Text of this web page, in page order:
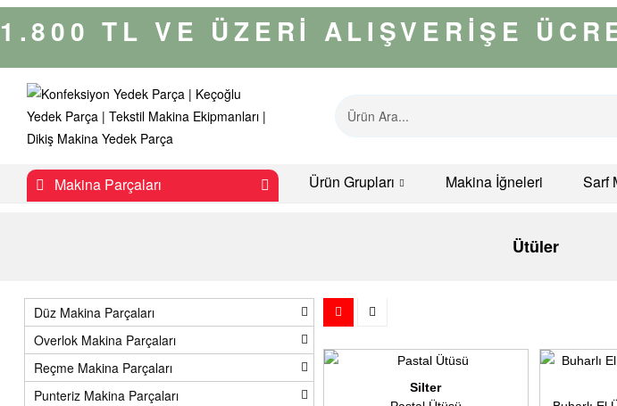
1.800 TL VE ÜZERİ ALIŞVERİŞE
K
f
e
k
Makina Parçaları Ürün Grupları Makina İğneleri Sarf
Ütüler
Düz Makina Parçaları
Overlok Makina Parçaları
Reçme Makina Parçaları
Punteriz Makina Parçaları
Silter